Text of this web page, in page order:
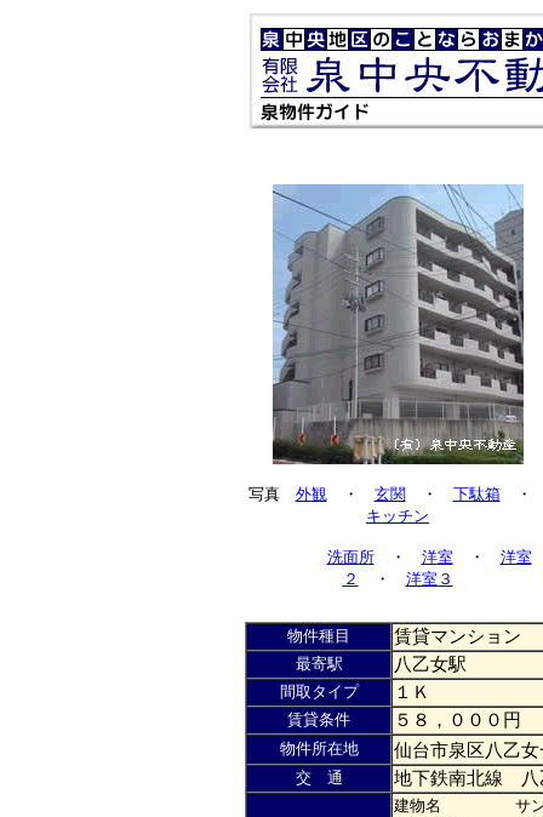
写真 外観・ 玄関 ・ 下駄箱
キッチン
洗面所・ 洋室・ 洋室
２
・ 洋室３
物件種目 賃貸マンション
最寄駅 八乙女駅
間取タイプ １Ｋ
賃貸条件 ５８，０００円
物件所在地 仙台市泉区八乙
交 通 地下鉄南北線
建物名
サ